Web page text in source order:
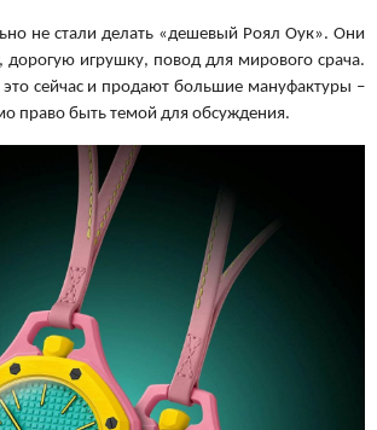
не стали делать «дешевый Роял Оук». Они
дорогую игрушку, повод для мирового срача.
сейчас и продают большие мануфактуры –
право быть темой для обсуждения.